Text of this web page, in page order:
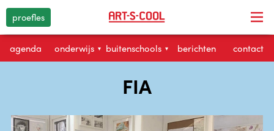
proefles
agenda onderwijs ▾ buitenschools ▾ berichten contact
FIA